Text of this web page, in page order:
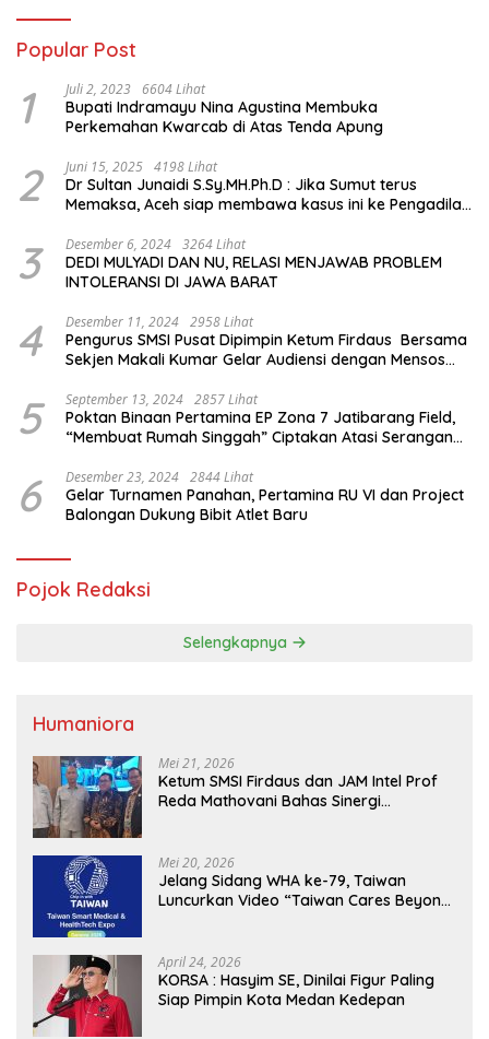
Popular Post
1 Juli 2, 2023 6604 Lihat
Bupati Indramayu Nina Agustina Membuka
Perkemahan Kwarcab di Atas Tenda Apung
2 Juni 15, 2025 4198 Lihat
Dr Sultan Junaidi S.Sy.MH.Ph.D : Jika Sumut terus
Memaksa, Aceh siap membawa kasus ini ke Pengadilan
3 Desember 6, 2024 3264 Lihat
DEDI MULYADI DAN NU, RELASI MENJAWAB PROBLEM
INTOLERANSI DI JAWA BARAT
4 Desember 11, 2024 2958 Lihat
Pengurus SMSI Pusat Dipimpin Ketum Firdaus Bersama
Sekjen Makali Kumar Gelar Audiensi dengan Mensos
5 September 13, 2024 2857 Lihat
Poktan Binaan Pertamina EP Zona 7 Jatibarang Field,
“Membuat Rumah Singgah” Ciptakan Atasi Serangan
6 Desember 23, 2024 2844 Lihat
Gelar Turnamen Panahan, Pertamina RU VI dan Project
Balongan Dukung Bibit Atlet Baru
Pojok Redaksi
Selengkapnya
Humaniora
Mei 21, 2026
Ketum SMSI Firdaus dan JAM Intel Prof
Reda Mathovani Bahas Sinergi
MBG, Perkuat Pengawasan Program
Pemerintah
Mei 20, 2026
Jelang Sidang WHA ke-79, Taiwan
Luncurkan Video “Taiwan Cares Beyond
April 24, 2026
KORSA : Hasyim SE, Dinilai Figur Paling
Siap Pimpin Kota Medan Kedepan